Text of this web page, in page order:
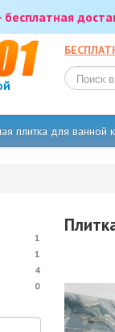
бесплатная
плитка для ванной
1
1
4
0